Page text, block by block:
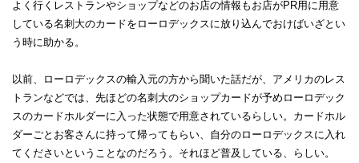
よく行くレストランやショップなどのお店の情報もお店がPR用に用意
している名刺大のカードをローロデックスに放り込んでおけばいざとい
う時に助かる。
以前、ローロデックスの輸入元の方から聞いた話だが、アメリカのレス
トランなどでは、先ほどの名刺大のショップカードが予めローロデック
スのカードホルダーに入った状態で用意されているらしい。カードホル
ダーごとお客さんに持って帰ってもらい、自分のローロデックスに入れ
てくださいということなのだろう。それほど普及している、らしい。